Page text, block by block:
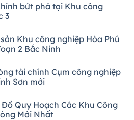
bứt phá tại Khu công
3
Khu công nghiệp Hòa Phú
2 Bắc Ninh
tài chính Cụm công nghiệp
Sơn mới
Quy Hoạch Các Khu Công
Mới Nhất